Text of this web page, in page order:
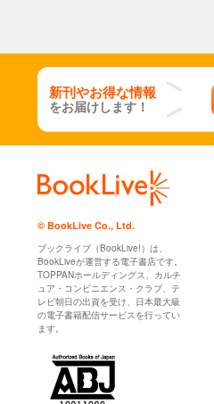
新刊やお得な情報
をお届けします！
© BookLive Co., Ltd.
ブックライブ（BookLive!）は、
BookLiveが運営する電子書店です。
TOPPANホールディングス、カルチ
ュア・コンビニエンス・クラブ、テ
レビ朝日の出資を受け、日本最大級
の電子書籍配信サービスを行ってい
ます。